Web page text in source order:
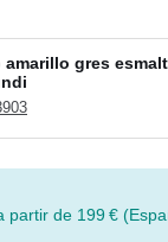
amarillo gres
partir de 199 €